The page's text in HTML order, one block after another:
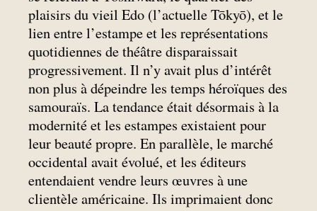
plaisirs du vieil Edo (l’actuelle Tōkyō), et le
lien entre l’estampe et les représentations
quotidiennes de théâtre disparaissait
progressivement. Il n’y avait plus d’intérêt
non plus à dépeindre les temps héroïques des
samouraïs. La tendance était désormais à la
modernité et les estampes existaient pour
leur beauté propre. En parallèle, le marché
occidental avait évolué, et les éditeurs
entendaient vendre leurs œuvres à une
clientèle américaine. Ils imprimaient donc